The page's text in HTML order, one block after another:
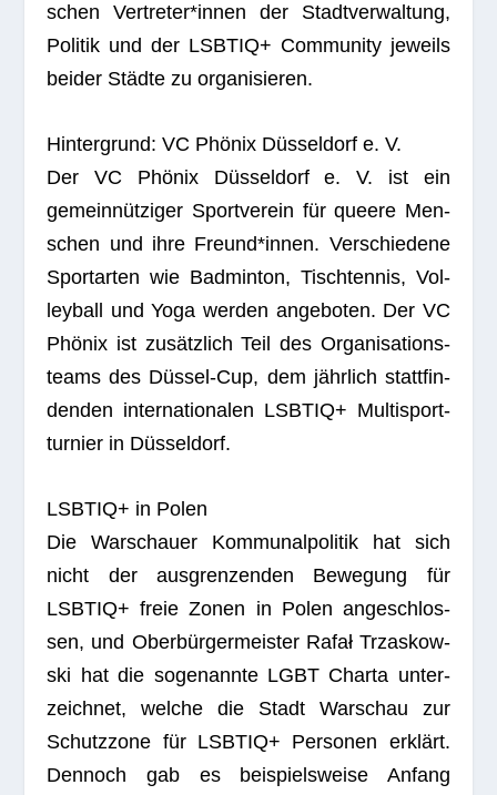
schen Vertreter*innen der Stadt­ver­wal­tung,
Poli­tik und der LSBTIQ+ Com­mu­nity jeweils
bei­der Städte zu organisieren.
Hin­ter­grund: VC Phö­nix Düs­sel­dorf e. V.
Der VC Phö­nix Düs­sel­dorf e. V. ist ein
gemein­nüt­zi­ger Sport­ver­ein für que­ere Men­
schen und ihre Freund*innen. Ver­schie­dene
Sport­ar­ten wie Bad­min­ton, Tisch­ten­nis, Vol­
ley­ball und Yoga wer­den ange­bo­ten. Der VC
Phö­nix ist zusätz­lich Teil des Orga­ni­sa­ti­ons­
teams des Düs­sel-Cup, dem jähr­lich statt­fin­
den­den inter­na­tio­na­len LSBTIQ+ Mul­ti­sport­
tur­nier in Düsseldorf.
LSBTIQ+ in Polen
Die War­schauer Kom­mu­nal­po­li­tik hat sich
nicht der aus­gren­zen­den Bewe­gung für
LSBTIQ+ freie Zonen in Polen ange­schlos­
sen, und Ober­bür­ger­meis­ter Rafał Trz­as­kow­
ski hat die soge­nannte LGBT Charta unter­
zeich­net, wel­che die Stadt War­schau zur
Schutz­zone für LSBTIQ+ Per­so­nen erklärt.
Den­noch gab es bei­spiels­weise Anfang